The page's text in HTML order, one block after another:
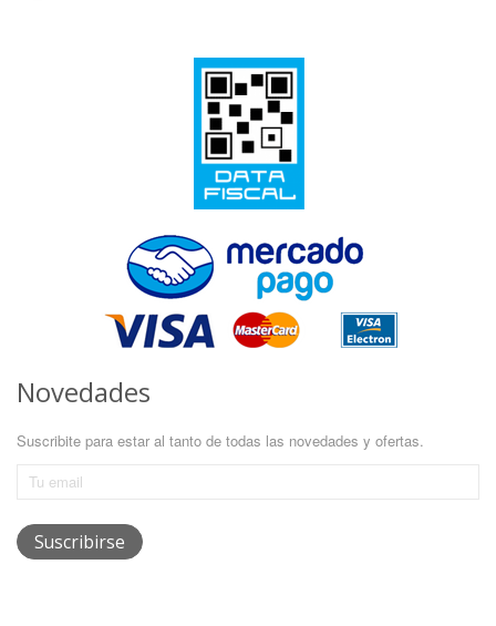
Novedades
Suscribite para estar al tanto de todas las novedades y ofertas.